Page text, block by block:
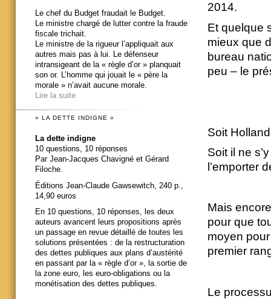
2014.
Et quelque
mieux que
bureau
peu – le
Soit
Soit il ne
l’emporter
Mais
pour que
moyen
premier
Le
Le chef du Budget fraudait le Budget.
Le ministre chargé de lutter contre la fraude
fiscale trichait.
Le ministre de la rigueur l’appliquait aux
autres mais pas à lui. Le défenseur
intransigeant de la « règle d’or » planquait
son or. L’homme qui jouait le « père la
morale » n’avait aucune morale.
Lire la suite
« LA DETTE INDIGNE »
La dette indigne
10 questions, 10 réponses
Par Jean-Jacques Chavigné et Gérard
Filoche.
Éditions Jean-Claude Gawsewitch, 240 p.,
14,90 euros
En 10 questions, 10 réponses, les deux
auteurs avancent leurs propositions après
un passage en revue détaillé de toutes les
solutions présentées : de la restructuration
des dettes publiques aux plans d’austérité
en passant par la « règle d’or », la sortie de
la zone euro, les euro-obligations ou la
monétisation des dettes publiques.